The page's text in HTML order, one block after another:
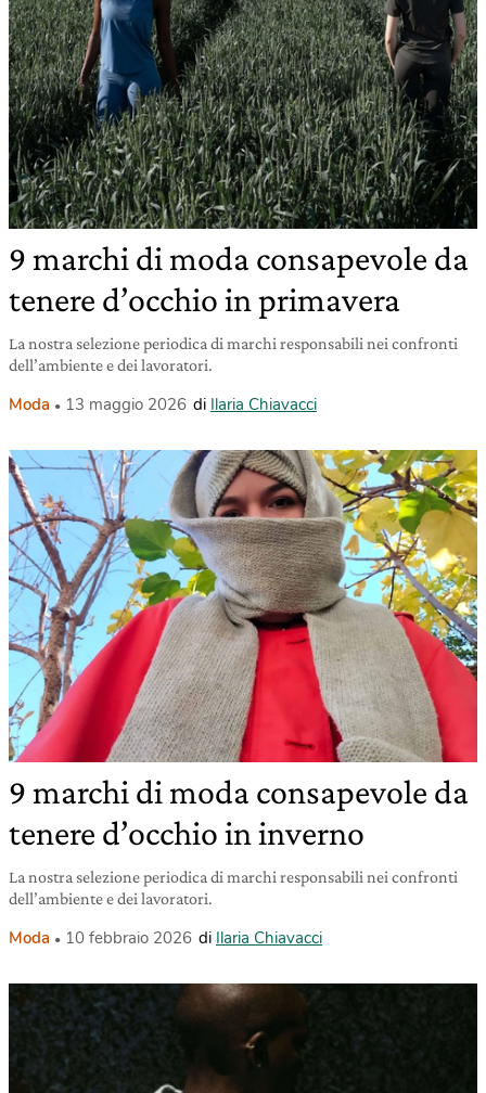
9 marchi di moda consapevole da
tenere d’occhio in primavera
La nostra selezione periodica di marchi responsabili nei confronti
dell’ambiente e dei lavoratori.
Moda 13 maggio 2026 di Ilaria Chiavacci
9 marchi di moda consapevole da
tenere d’occhio in inverno
La nostra selezione periodica di marchi responsabili nei confronti
dell’ambiente e dei lavoratori.
Moda 10 febbraio 2026 di Ilaria Chiavacci